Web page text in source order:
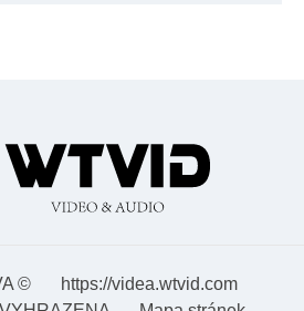
©
https://videa.wtvid.com